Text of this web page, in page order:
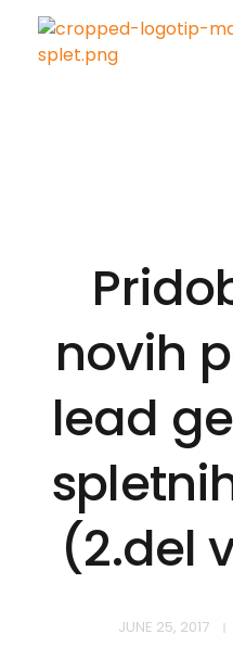
novih
lead
(2.del
JUNE 25, 2017